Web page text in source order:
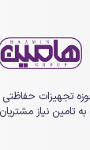
تجهیزات حفاظتی
نیاز